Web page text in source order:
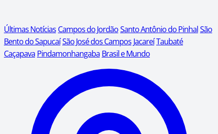
Últimas Notícias Campos do JordãoSanto Antônio do PinhalSão
Bento do SapucaíSão José dos Campos JacareíTaubaté
Caçapava Pindamonhangaba Brasil e Mundo